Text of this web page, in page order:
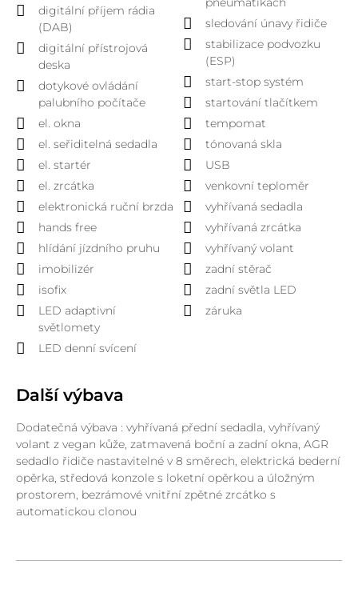
digitální příjem rádia
(DAB)
digitální přístrojová
deska
dotykové ovládání
palubního počítače
el. okna
el. seřiditelná sedadla
el. startér
el. zrcátka
elektronická ruční brzda
hands free
hlídání jízdního pruhu
imobilizér
isofix
LED adaptivní
světlomety
LED denní svícení
sledování únavy řidiče
stabilizace podvozku
(ESP)
start-stop systém
startování tlačítkem
tempomat
tónovaná skla
USB
venkovní teploměr
vyhřívaná sedadla
vyhřívaná zrcátka
vyhřívaný volant
zadní stěrač
zadní světla LED
záruka
Další výbava
Dodatečná výbava : vyhřívaná přední sedadla, vyhřívaný
volant z vegan kůže, zatmavená boční a zadní okna, AGR
sedadlo řidiče nastavitelné v 8 směrech, elektrická bederní
opěrka, středová konzole s loketní opěrkou a úložným
prostorem, bezrámové vnitřní zpětné zrcátko s
automatickou clonou